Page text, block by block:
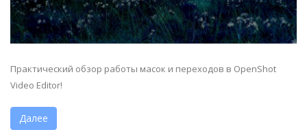
Практический обзор работы масок и переходов в OpenShot
Video Editor!
Далее